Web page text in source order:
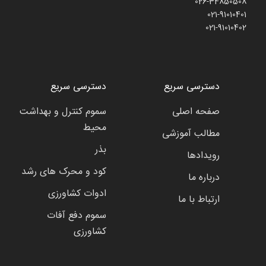
021-91010401
021-91010402
دسترسی سریع
صفحه اصلی
مطالب آموزشی
رویدادها
درباره ما
ارتباط با ما
دسترسی سریع
سموم کنترل و بهداشت
محیط
بذر
کود و محرک های رشد
ادوات کشاورزی
سموم دفع آفات
کشاورزی